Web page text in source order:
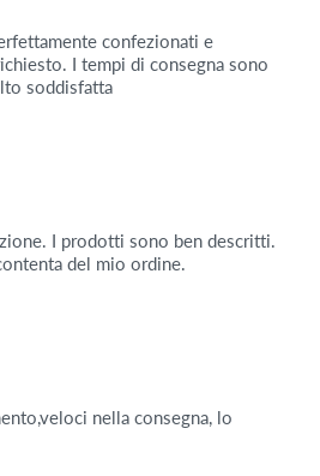
confezionati e
I tempi di consegna sono
soddisfatta
I prodotti sono ben descritti.
del mio ordine.
nella consegna, lo